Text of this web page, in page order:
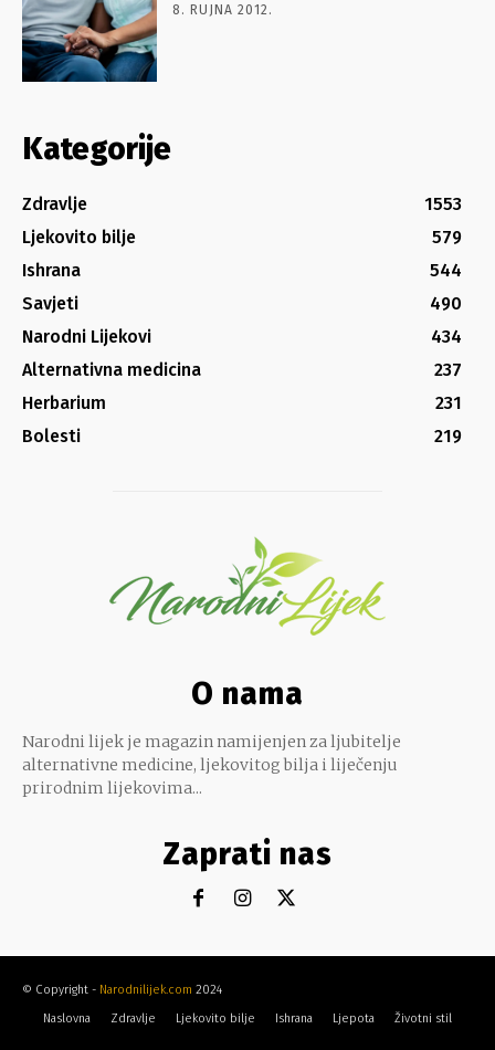
8. RUJNA 2012.
Kategorije
Zdravlje
1553
Ljekovito bilje
579
Ishrana
544
Savjeti
490
Narodni Lijekovi
434
Alternativna medicina
237
Herbarium
231
Bolesti
219
O nama
Narodni lijek je magazin namijenjen za ljubitelje
alternativne medicine, ljekovitog bilja i liječenju
prirodnim lijekovima...
Zaprati nas
© Copyright - Narodnilijek.com 2024
Naslovna
Zdravlje Ljekovito bilje Ishrana Ljepota Životni stil